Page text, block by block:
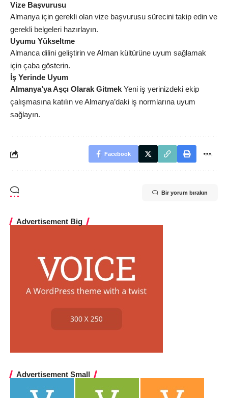
Vize Başvurusu
Almanya için gerekli olan vize başvurusu sürecini takip edin ve
gerekli belgeleri hazırlayın.
Uyumu Yükseltme
Almanca dilini geliştirin ve Alman kültürüne uyum sağlamak
için çaba gösterin.
İş Yerinde Uyum
Almanya’ya Aşçı Olarak Gitmek Yeni iş yerinizdeki ekip
çalışmasına katılın ve Almanya’daki iş normlarına uyum
sağlayın.
Facebook
Bir yorum bırakın
Advertisement Big
Advertisement Small